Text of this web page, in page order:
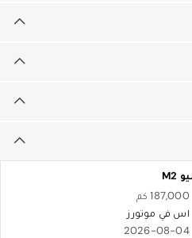
187,000 كم
اس في موتورز
2026-08-04